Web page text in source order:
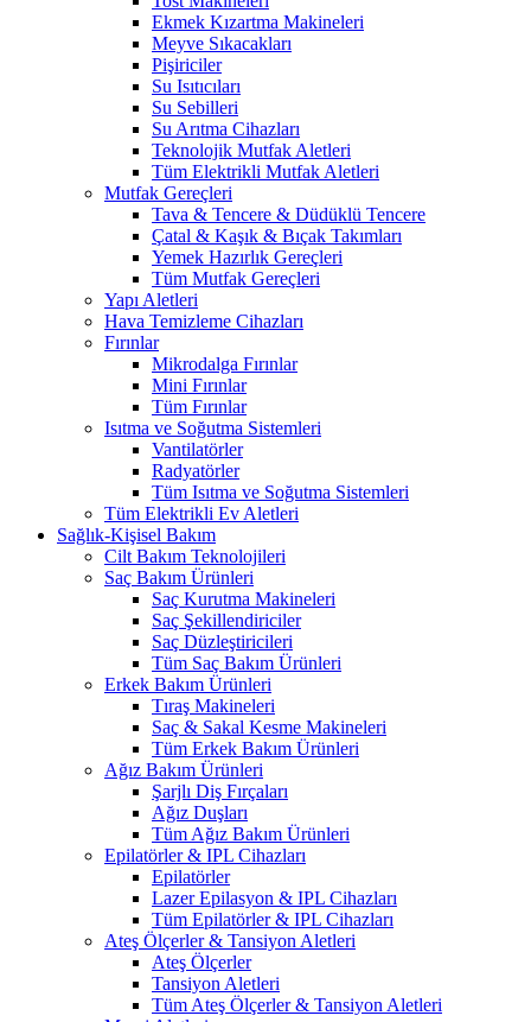
Ekmek Kızartma Makineleri
Meyve Sıkacakları
Pişiriciler
Su Isıtıcıları
Su Sebilleri
Su Arıtma Cihazları
Teknolojik Mutfak Aletleri
Tüm Elektrikli Mutfak Aletleri
Mutfak Gereçleri
Tava & Tencere & Düdüklü Tencere
Çatal & Kaşık & Bıçak Takımları
Yemek Hazırlık Gereçleri
Tüm Mutfak Gereçleri
Yapı Aletleri
Hava Temizleme Cihazları
Fırınlar
Mikrodalga Fırınlar
Mini Fırınlar
Tüm Fırınlar
Isıtma ve Soğutma Sistemleri
Vantilatörler
Radyatörler
Tüm Isıtma ve Soğutma Sistemleri
Tüm Elektrikli Ev Aletleri
Sağlık-Kişisel Bakım
Cilt Bakım Teknolojileri
Saç Bakım Ürünleri
Saç Kurutma Makineleri
Saç Şekillendiriciler
Saç Düzleştiricileri
Tüm Saç Bakım Ürünleri
Erkek Bakım Ürünleri
Tıraş Makineleri
Saç & Sakal Kesme Makineleri
Tüm Erkek Bakım Ürünleri
Ağız Bakım Ürünleri
Şarjlı Diş Fırçaları
Ağız Duşları
Tüm Ağız Bakım Ürünleri
Epilatörler & IPL Cihazları
Epilatörler
Lazer Epilasyon & IPL Cihazları
Tüm Epilatörler & IPL Cihazları
Ateş Ölçerler & Tansiyon Aletleri
Ateş Ölçerler
Tansiyon Aletleri
Tüm Ateş Ölçerler & Tansiyon Aletleri